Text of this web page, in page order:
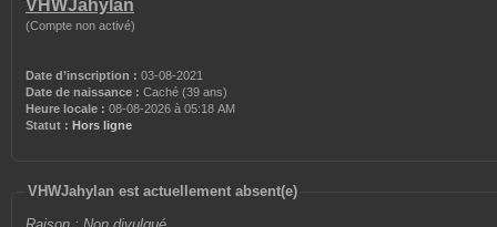
VHWJahylan
(Compte non activé)
Date d’inscription : 03-08-2021
Date de naissance : Caché (39 ans)
Heure locale : 08-08-2026 à 05:18 AM
Statut : Hors ligne
VHWJahylan est actuellement absent(e)